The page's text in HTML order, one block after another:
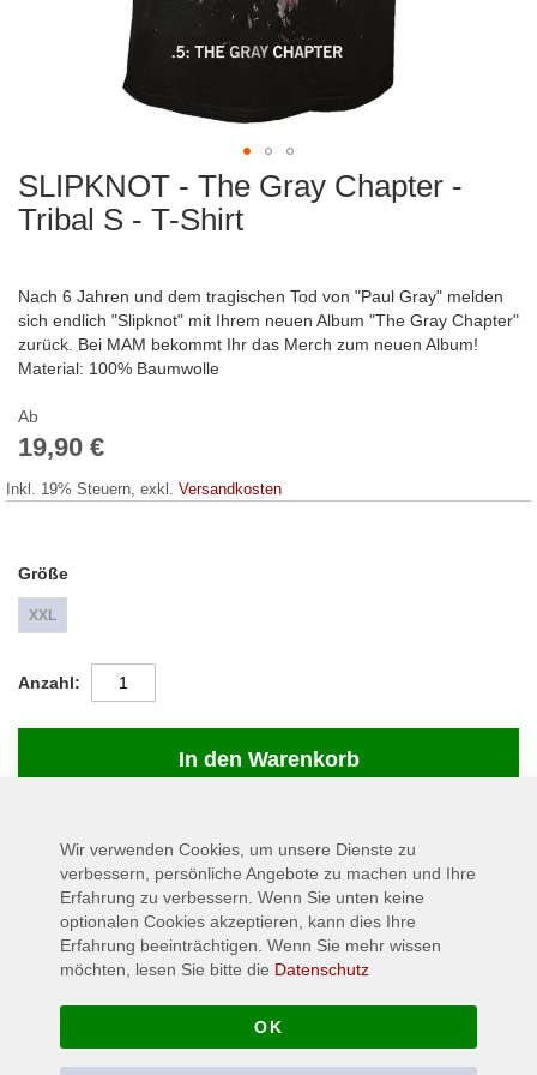
SLIPKNOT - The Gray Chapter -
Tribal S - T-Shirt
Nach 6 Jahren und dem tragischen Tod von "Paul Gray" melden
sich endlich "Slipknot" mit Ihrem neuen Album "The Gray Chapter"
zurück. Bei MAM bekommt Ihr das Merch zum neuen Album!
Material: 100% Baumwolle
Ab
19,90 €
Inkl. 19% Steuern, exkl. Versandkosten
Größe
XXL
Anzahl
In den Warenkorb
Zum
Anfang
der
Details
Nach 6 Jahren und dem tragischen Tod von "Paul Gray" melden
sich endlich "Slipknot" mit Ihrem neuen Album "The Gray Chapter"
zurück. Bei MAM bekommt Ihr das Merch zum neuen Album!
Mehr Informationen
Wir verwenden Cookies, um unsere Dienste zu
verbessern, persönliche Angebote zu machen und Ihre
Erfahrung zu verbessern. Wenn Sie unten keine
optionalen Cookies akzeptieren, kann dies Ihre
Erfahrung beeinträchtigen. Wenn Sie mehr wissen
möchten, lesen Sie bitte die Datenschutz
OK